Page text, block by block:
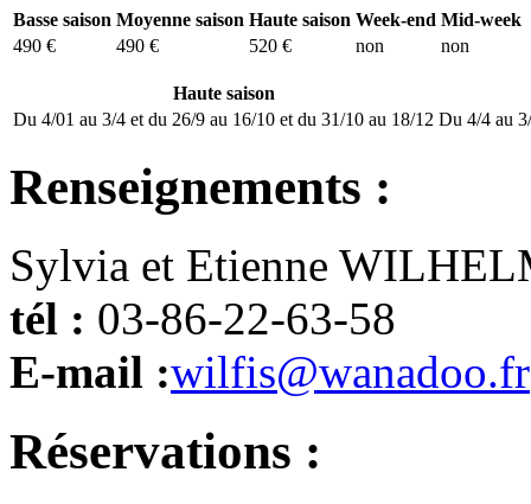
Basse saison Moyenne saison Haute saison Week-end Mid-week
490 €
490 € 520 € non non
Haute saison
Du 4/01 au 3/4 et du 26/9 au 16/10 et du 31/10 au 18/12 Du 4/4 au
Renseignements :
Sylvia et Etienne
tél : 03-86-22-63-58
E-mail :wilfis@wanadoo.fr
Réservations :